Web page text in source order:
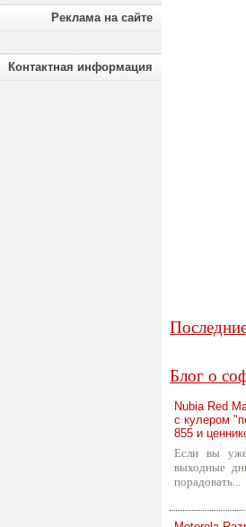
Реклама на сайте
Контактная информация
Блог о
Nubia Red
с кулером
855 и
Если вы
выходные
порадовать...